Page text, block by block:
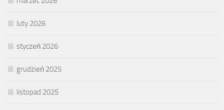
luty 2026
styczeń 2026
grudzień 2025
listopad 2025